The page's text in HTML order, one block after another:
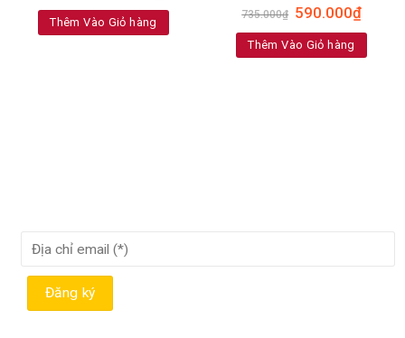
Thêm Vào Giỏ hàng
Rated 5.00
out of 5
735.000₫ 590.000₫
Thêm Vào Giỏ hàng